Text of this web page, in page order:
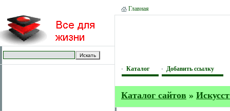
Главная
Каталог Добавить ссылку
Каталог сайтов »